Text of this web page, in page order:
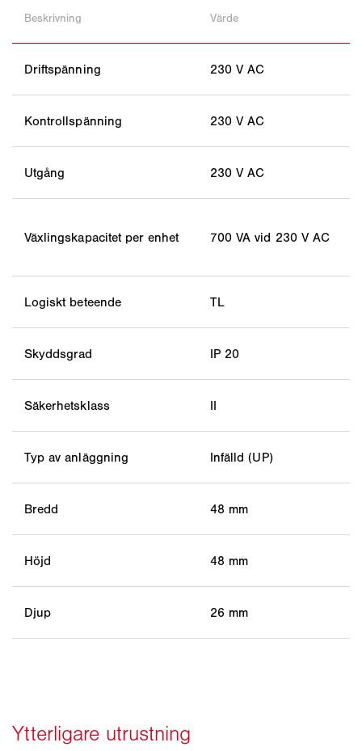
Beskrivning Värde
Driftspänning 230 V AC
Kontrollspänning 230 V AC
Utgång 230 V AC
Växlingskapacitet per enhet 700 VA vid 230 V AC
Logiskt beteende TL
Skyddsgrad IP 20
Säkerhetsklass II
Typ av anläggning Infälld (UP)
Bredd 48 mm
Höjd 48 mm
Djup 26 mm